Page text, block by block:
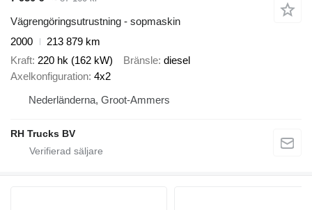
Vägrengöringsutrustning - sopmaskin
2000
213 879 km
Kraft 220 hk (162 kW) Bränsle diesel
Axelkonfiguration 4x2
Nederländerna, Groot-Ammers
RH Trucks BV